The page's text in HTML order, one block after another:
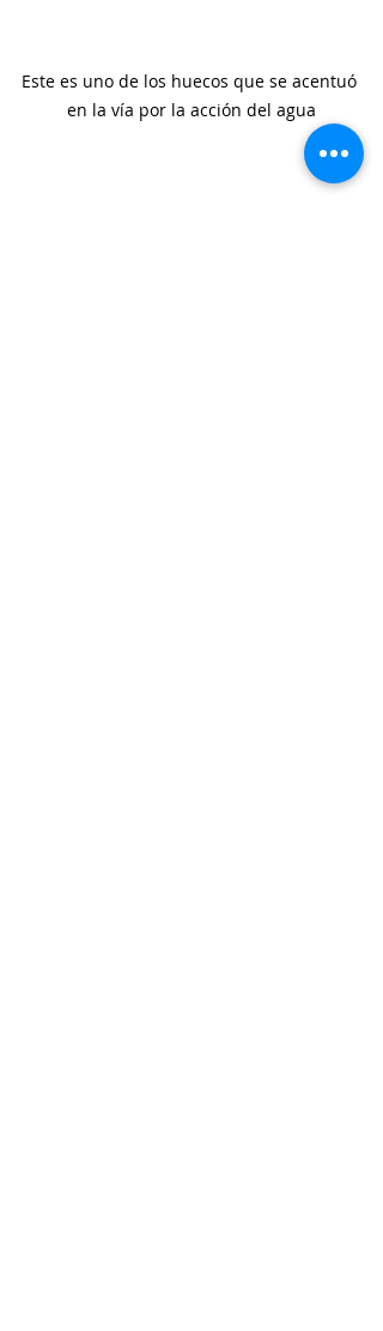
Este es uno de los huecos que se acentuó
en la vía por la acción del agua